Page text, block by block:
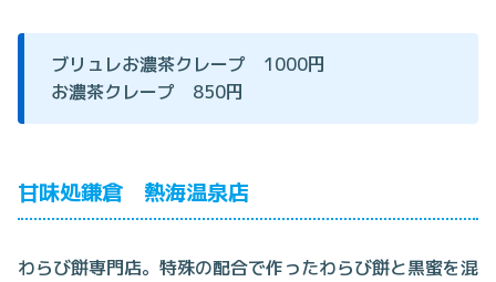
ブリュレお濃茶クレープ 1000円
お濃茶クレープ 850円
甘味処鎌倉 熱海温泉店
わらび餅専門店。特殊の配合で作ったわらび餅と黒蜜を混